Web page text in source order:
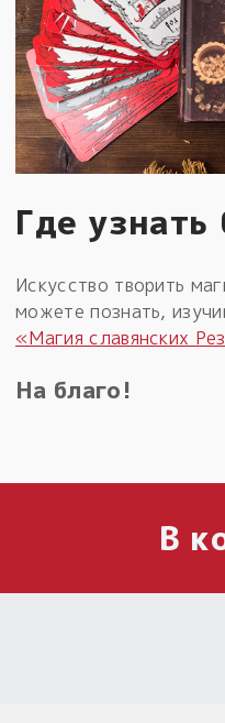
Где
Искусство творить
можете познать,
«Магия славянских
На благо!
В